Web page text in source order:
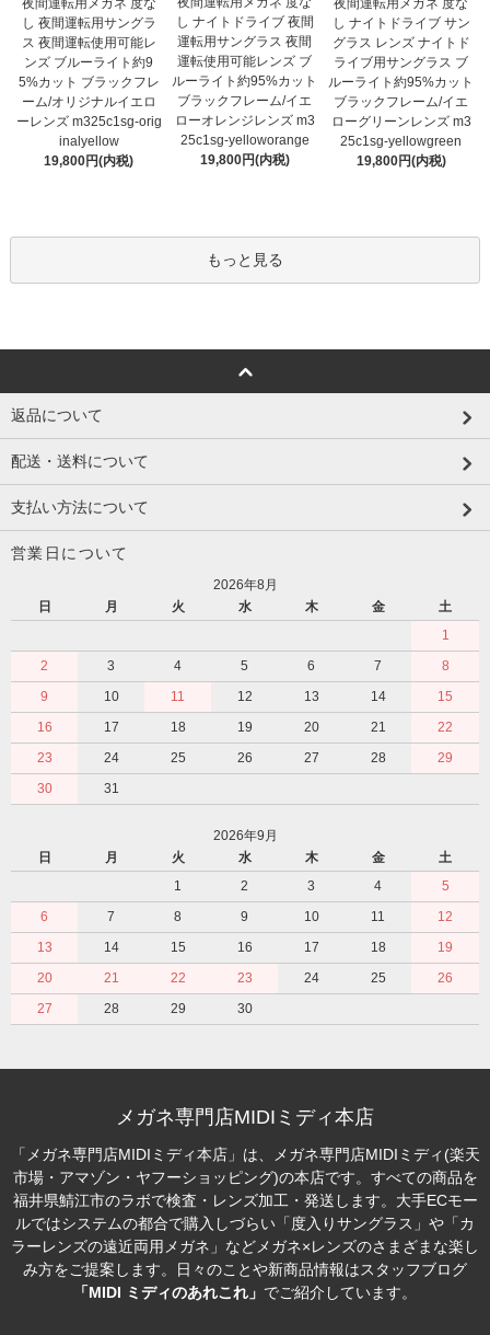
夜間運転用メガネ 度な
し 夜間運転用サングラ
ス 夜間運転使用可能レ
ンズ ブルーライト約9
5%カット ブラックフレ
ーム/オリジナルイエロ
ーレンズ m325c1sg-orig
inalyellow
19,800円(内税)
し ナイトドライブ 夜間
運転用サングラス 夜間
運転使用可能レンズ ブ
ルーライト約95%カット
ブラックフレーム/イエ
ローオレンジレンズ m3
25c1sg-yelloworange
19,800円(内税)
夜間運転用メガネ 度な
し ナイトドライブ サン
グラス レンズ ナイトド
ライブ用サングラス ブ
ルーライト約95%カット
ブラックフレーム/イエ
ローグリーンレンズ m3
25c1sg-yellowgreen
19,800円(内税)
もっと見る
返品について
配送・送料について
支払い方法について
営業日について
2026年8月
日
月 火 水 木 金
土
1
2
3 4 5 6 7
8
9
10 11 12 13 14
15
16
17 18 19 20 21
22
23
24 25 26 27 28
29
30
31
2026年9月
日
月 火 水 木 金
土
1
2 3 4
5
6
7 8 9 10 11
12
13
14 15 16 17 18
19
20
21 22 23 24 25
26
27
28 29 30
メガネ専門店MIDIミディ本店
「メガネ専門店MIDIミディ本店」は、メガネ専門店MIDIミディ(楽天
市場・アマゾン・ヤフーショッピング)の本店です。すべての商品を
福井県鯖江市のラボで検査・レンズ加工・発送します。大手ECモー
ルではシステムの都合で購入しづらい「度入りサングラス」や「カ
ラーレンズの遠近両用メガネ」などメガネ×レンズのさまざまな楽し
み方をご提案します。日々のことや新商品情報はスタッフブログ
「MIDI ミディのあれこれ」 でご紹介しています。